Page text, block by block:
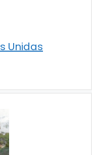
Unidas